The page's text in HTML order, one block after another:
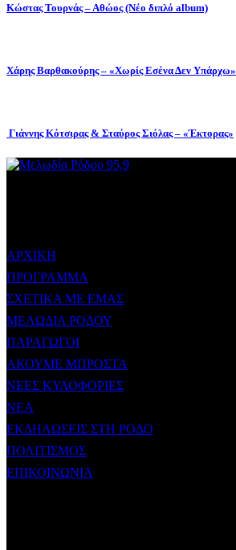
Κώστας Τουρνάς – Αθώος (Νέο διπλό album)
Χάρης Βαρθακούρης – «Χωρίς Εσένα Δεν Υπάρχω»
Γιάννης Κότσιρας & Σταύρος Σιόλας – «Έκτορας»
ΑΡΧΙΚΗ
ΠΡΟΓΡΑΜΜΑ
ΣΧΕΤΙΚΑ ΜΕ ΕΜΑΣ
ΜΕΛΩΔΙΑ ΡΟΔΟΥ
ΠΑΡΑΓΩΓΟΙ
ΑΚΟΥΜΕ ΜΠΡΟΣΤΑ
ΝΕΕΣ ΚΥΛΟΦΟΡΙΕΣ
ΝΕΑ
ΕΚΔΗΛΩΣΕΙΣ ΣΤΗ ΡΟΔΟ
ΠΟΛΙΤΙΣΜΟΣ
ΕΠΙΚΟΙΝΩΝΙΑ